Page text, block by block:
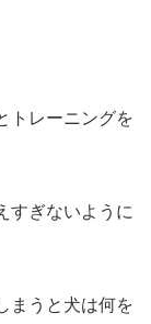
トレーニングを
すぎないように
まうと犬は何を